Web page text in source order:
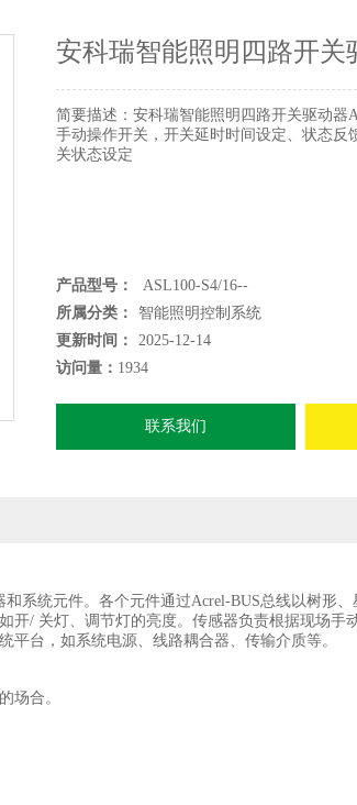
安科瑞智能照明四路开关
简要描述： 安科瑞智能照明四路开关驱动器
手动操作开关，开关延时时间设定、状态反
关状态设定
产品型号：
ASL100-S4/16--
所属分类：
智能照明控制系统
更新时间：
2025-12-14
访问量： 1934
联系我们
系统元件。各个元件通过Acrel-BUS总线以树形
开/ 关灯、调节灯的亮度。传感器负责根据现场手
台，如系统电源、线路耦合器、传输介质等。
场合。